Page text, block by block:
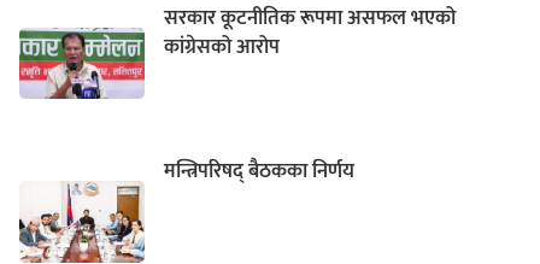
सरकार कूटनीतिक रूपमा असफल भएको
कांग्रेसको आरोप
मन्त्रिपरिषद् बैठकका निर्णय